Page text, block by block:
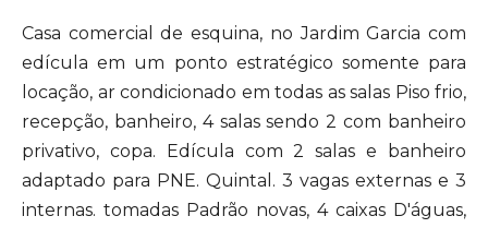
Casa comercial de esquina, no Jardim Garcia com
edícula em um ponto estratégico somente para
locação, ar condicionado em todas as salas Piso frio,
recepção, banheiro, 4 salas sendo 2 com banheiro
privativo, copa. Edícula com 2 salas e banheiro
adaptado para PNE. Quintal. 3 vagas externas e 3
internas. tomadas Padrão novas, 4 caixas D'águas,